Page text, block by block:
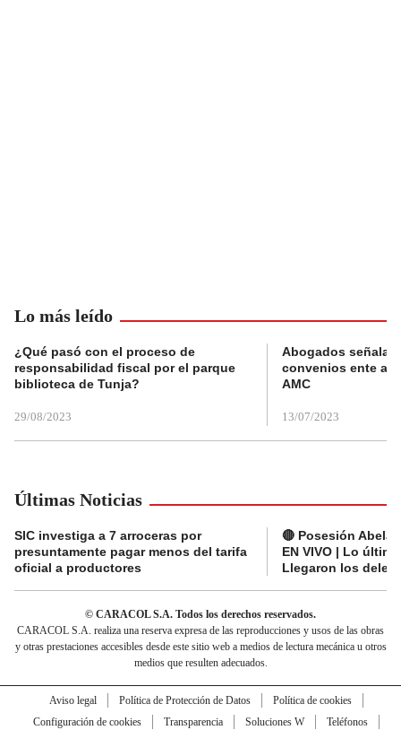
Lo más leído
¿Qué pasó con el proceso de
responsabilidad fiscal por el parque
biblioteca de Tunja?
29/08/2023
Abogados
convenios ente
AMC
13/07/2023
Últimas Noticias
SIC investiga a 7 arroceras por
presuntamente pagar menos del tarifa
oficial a productores
🔴 Posesión
EN VIVO | Lo
Llegaron los
© CARACOL S.A. Todos los derechos reservados.
CARACOL S.A. realiza una reserva expresa de las reproducciones y usos de las obras
y otras prestaciones accesibles desde este sitio web a medios de lectura mecánica u otros
medios que resulten adecuados.
Aviso legal Política de Protección de Datos
Política de cookies
Configuración de cookies
Transparencia Soluciones W
Teléfonos